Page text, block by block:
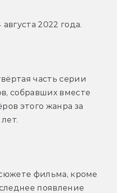
2022 года.
часть серии
собравших вместе
этого жанра за
фильма, кроме
появление